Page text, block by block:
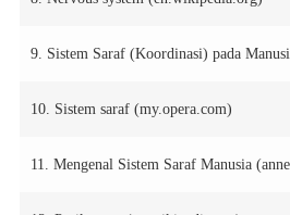
9. Sistem Saraf (Koordinasi) pada
10. Sistem saraf(my.opera.com)
11. Mengenal Sistem Saraf Manusia